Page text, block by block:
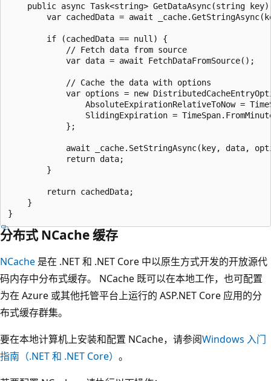
public async Task<string> GetDataAsync(string key)
var cachedData = await
        if (cachedData == null) {
            // Fetch data from source
            var data = await FetchDataFromSource();
            // Cache the data with options
var options = new
AbsoluteExpirationRelativeToNow =
SlidingExpiration =
            };
await _cache.SetStringAsync(key, data,
            return data;
        }
        return cachedData;
    }
分布式 NCache 缓存
NCache 是在 .NET 和 .NET Core 中以原生方式开发的开放源代
码内存中分布式缓存。 NCache 既可以在本地工作，也可配置
为在 Azure 或其他托管平台上运行的 ASP.NET Core 应用的分
布式缓存群集。
要在本地计算机上安装和配置 NCache，请参阅Windows 入门
指南（.NET 和 .NET Core） 。